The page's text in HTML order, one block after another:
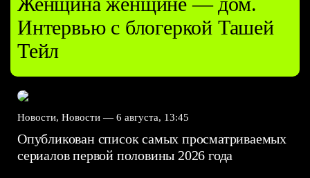
Интервью с блогеркой Ташей
Тейл
Новости, Новости — 6 августа, 13:45
Опубликован список самых просматриваемых
сериалов первой половины 2026 года